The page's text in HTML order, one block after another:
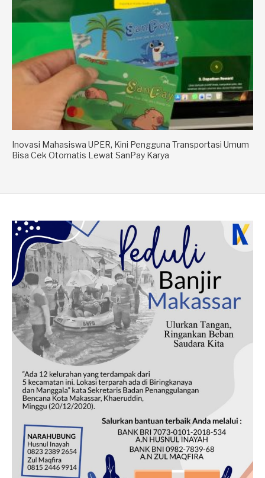
Inovasi Mahasiswa UPER, Kini Pengguna Transportasi Umum
Bisa Cek Otomatis Lewat SanPay Karya